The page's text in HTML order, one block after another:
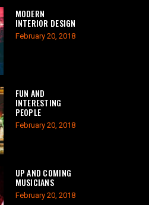
MODERN
INTERIOR DESIGN
February 20, 2018
FUN AND
INTERESTING
PEOPLE
February 20, 2018
UP AND COMING
MUSICIANS
February 20, 2018